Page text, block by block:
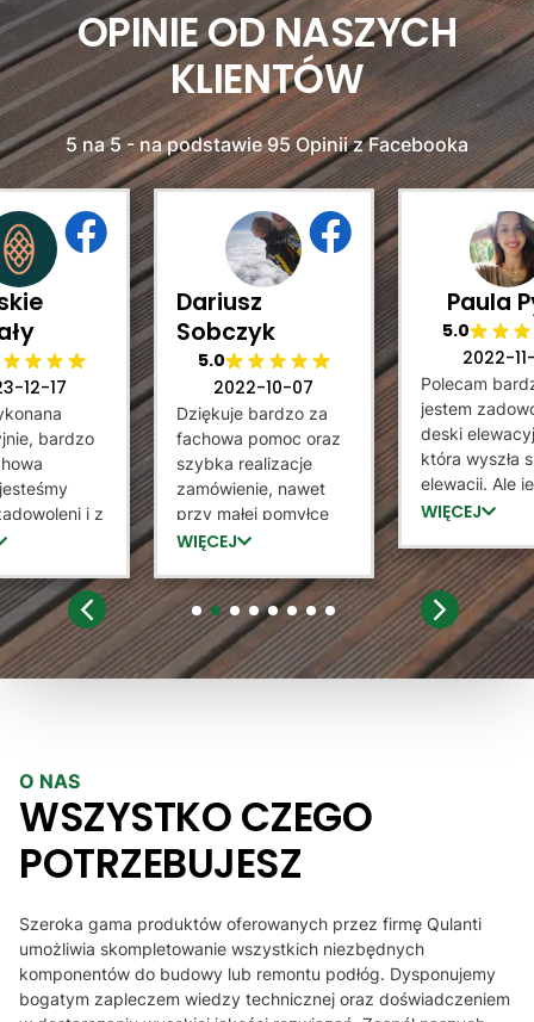
OPINIE OD NASZYCH
KLIENTÓW
5 na 5 - na podstawie 95 Opinii z Facebooka
12-17
bardzo
i z
Góralskie
Dariusz
Sobczyk
5.0
2022-10-07
Dziękuje bardzo za
fachowa pomoc oraz
szybka realizacje
zamówienie, nawet
przy małej pomyłce
sprzedający staną na
dokonał wymiany.
Lamele dobrej jakości,
serdecznie polecam :)
WIĘCEJ
Paula
5.0
2022-
Polecam
jestem
deski
która wyszła
elewacji. Ale
tez bardzo
który potrafił
jak
służył
zainteresował
Wysyłka
ekspresowo.
WIĘCEJ
1 2 3 4 5 6 7 8
O NAS
WSZYSTKO CZEGO
POTRZEBUJESZ
Szeroka gama produktów oferowanych przez firmę Qulanti
umożliwia skompletowanie wszystkich niezbędnych
komponentów do budowy lub remontu podłóg. Dysponujemy
bogatym zapleczem wiedzy technicznej oraz doświadczeniem